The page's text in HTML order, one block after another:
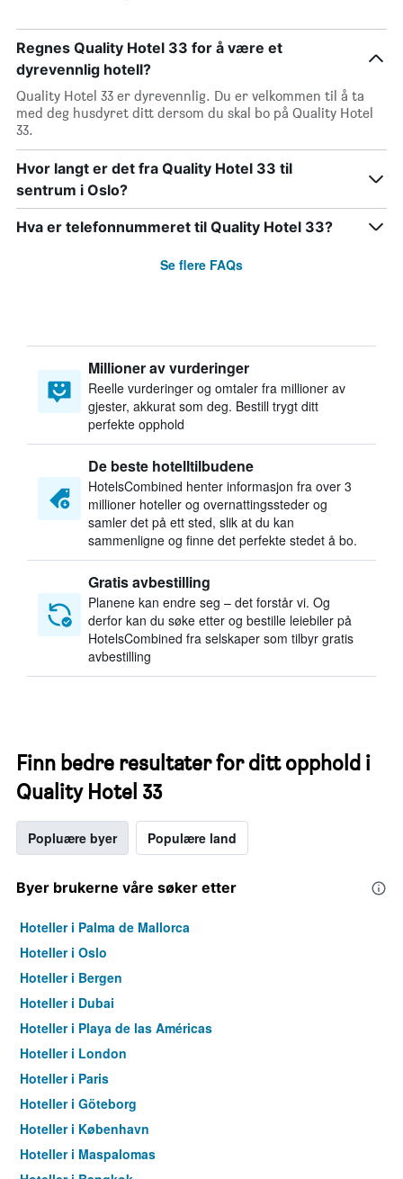
Regnes Quality Hotel 33 for å være et
dyrevennlig hotell?
Quality Hotel 33 er dyrevennlig. Du er velkommen til å ta
med deg husdyret ditt dersom du skal bo på Quality Hotel
33.
Hvor langt er det fra Quality Hotel 33 til
sentrum i Oslo?
Hva er telefonnummeret til Quality Hotel 33?
Se flere FAQs
Millioner av vurderinger
Reelle vurderinger og omtaler fra millioner av
gjester, akkurat som deg. Bestill trygt ditt
perfekte opphold
De beste hotelltilbudene
HotelsCombined henter informasjon fra over 3
millioner hoteller og overnattingssteder og
samler det på ett sted, slik at du kan
sammenligne og finne det perfekte stedet å bo.
Gratis avbestilling
Planene kan endre seg – det forstår vi. Og
derfor kan du søke etter og bestille leiebiler på
HotelsCombined fra selskaper som tilbyr gratis
avbestilling
Finn bedre resultater for ditt opphold i
Quality Hotel 33
Popluære byer Populære land
Byer brukerne våre søker etter
Hoteller i Palma de Mallorca
Hoteller i Oslo
Hoteller i Bergen
Hoteller i Dubai
Hoteller i Playa de las Américas
Hoteller i London
Hoteller i Paris
Hoteller i Göteborg
Hoteller i København
Hoteller i Maspalomas